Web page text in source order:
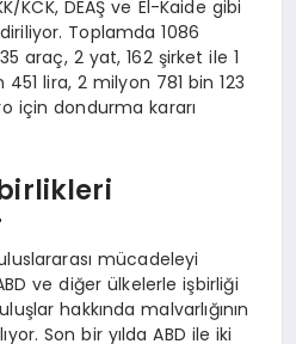
KCK, DEAŞ ve El-Kaide gibi
Toplamda 1086
araç, 2 yat, 162 şirket ile 1
lira, 2 milyon 781 bin 123
için dondurma kararı
mücadeleyi
ve diğer ülkelerle işbirliği
hakkında malvarlığının
Son bir yılda ABD ile iki